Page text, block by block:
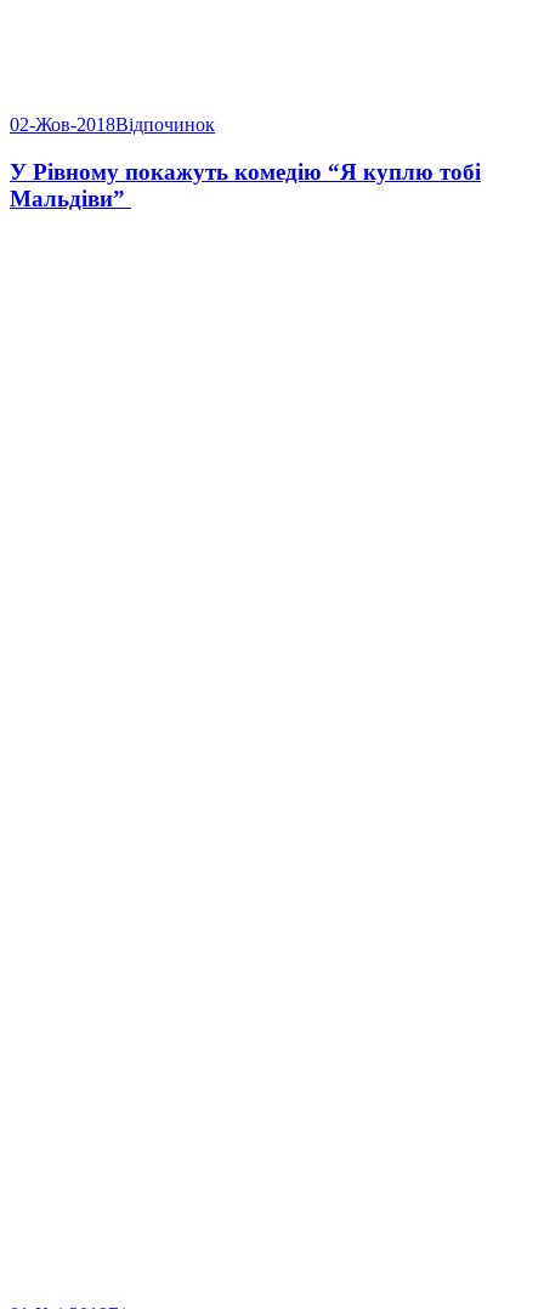
02-Жов-2018Відпочинок
У Рівному покажуть комедію “Я куплю тобі
Мальдіви”